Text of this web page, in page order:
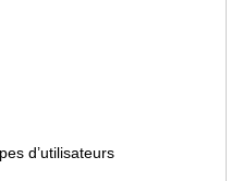
d’utilisateurs